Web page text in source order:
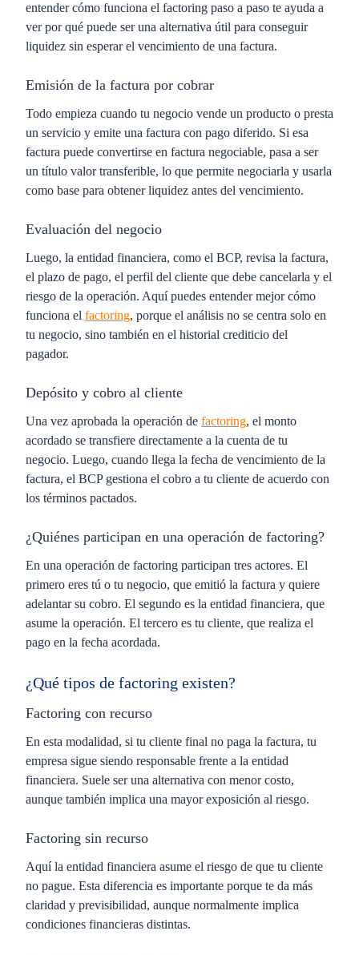
entender cómo funciona el factoring paso a paso te ayuda a
ver por qué puede ser una alternativa útil para conseguir
liquidez sin esperar el vencimiento de una factura.
Emisión de la factura por cobrar
Todo empieza cuando tu negocio vende un producto o presta
un servicio y emite una factura con pago diferido. Si esa
factura puede convertirse en factura negociable, pasa a ser
un título valor transferible, lo que permite negociarla y usarla
como base para obtener liquidez antes del vencimiento.
Evaluación del negocio
Luego, la entidad financiera, como el BCP, revisa la factura,
el plazo de pago, el perfil del cliente que debe cancelarla y el
riesgo de la operación. Aquí puedes entender mejor cómo
funciona el factoring, porque el análisis no se centra solo en
tu negocio, sino también en el historial crediticio del
pagador.
Depósito y cobro al cliente
Una vez aprobada la operación de factoring, el monto
acordado se transfiere directamente a la cuenta de tu
negocio. Luego, cuando llega la fecha de vencimiento de la
factura, el BCP gestiona el cobro a tu cliente de acuerdo con
los términos pactados.
¿Quiénes participan en una operación de factoring?
En una operación de factoring participan tres actores. El
primero eres tú o tu negocio, que emitió la factura y quiere
adelantar su cobro. El segundo es la entidad financiera, que
asume la operación. El tercero es tu cliente, que realiza el
pago en la fecha acordada.
¿Qué tipos de factoring existen?
Factoring con recurso
En esta modalidad, si tu cliente final no paga la factura, tu
empresa sigue siendo responsable frente a la entidad
financiera. Suele ser una alternativa con menor costo,
aunque también implica una mayor exposición al riesgo.
Factoring sin recurso
Aquí la entidad financiera asume el riesgo de que tu cliente
no pague. Esta diferencia es importante porque te da más
claridad y previsibilidad, aunque normalmente implica
condiciones financieras distintas.